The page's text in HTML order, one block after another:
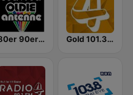
80er 90er OLDIE ANTENNE Gold 101.3 FM